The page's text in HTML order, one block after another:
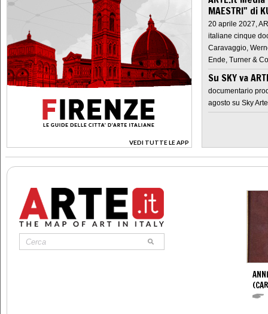
VEDI TUTTE LE APP
>
MAESTRI" di
20 aprile 2027,
italiane cinque
Caravaggio,
Ende, Turner &
Su SKY va
documentario
agosto su Sky Arte